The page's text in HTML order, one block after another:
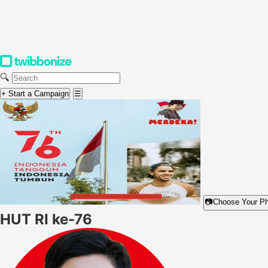
🔍
+ Start a Campaign ☰
📷Choose Your
HUT RI ke-76